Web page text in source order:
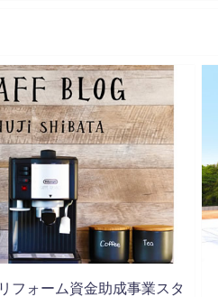
フォーム資金助成事業スタ